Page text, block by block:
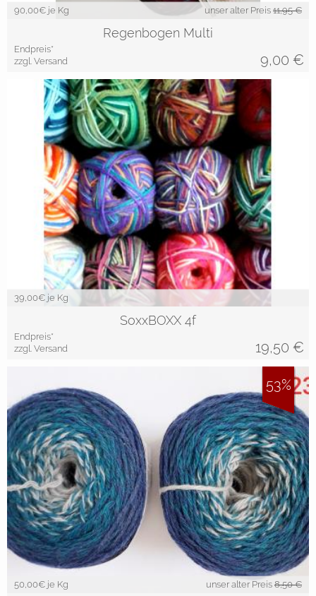
90,00€ je Kg unser alter Preis 11,95 €
Regenbogen Multi
Endpreis*
zzgl. Versand
9,00 €
39,00€ je Kg
SoxxBOXX 4f
Endpreis*
zzgl. Versand
19,50 €
50,00€ je Kg unser alter Preis 8,50 €
53%